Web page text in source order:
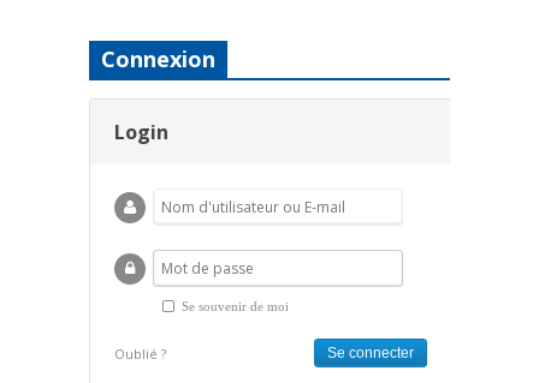
Connexion
Login
Se souvenir de moi
Oublié ?